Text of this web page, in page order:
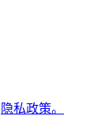
隐私政策。